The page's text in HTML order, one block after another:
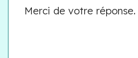
Merci de votre réponse.